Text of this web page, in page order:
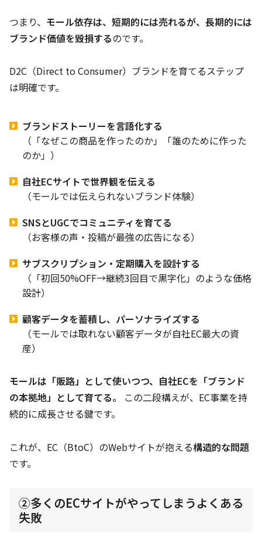
つまり、 モール依存は、短期的には売れるが、長期的には
ブランド価値を毀損するのです。
D2C（Direct to Consumer）ブランドを育てるステップ
は明確です。
ブランドストーリーを言語化する
（「なぜこの商品を作ったのか」「誰のために作った
のか」）
自社ECサイトで世界観を伝える
（モールでは伝えられないブランド体験）
SNSとUGCでコミュニティを育てる
（お客様の声・投稿が最強の広告になる）
サブスクリプション・定期購入を設計する
（「初回50%OFF→継続3回目で黒字化」のような価格
設計）
顧客データを蓄積し、パーソナライズする
（モールでは取れない顧客データが自社EC最大の資
産）
モールは「販路」として使いつつ、自社ECを「ブランド
の本拠地」として育てる。
この二段構えが、EC事業を持
続的に成長させる鍵です。
これが、EC（BtoC）のWebサイトが抱える構造的な問題
です。
②多くのECサイトがやってしまうよくある
失敗